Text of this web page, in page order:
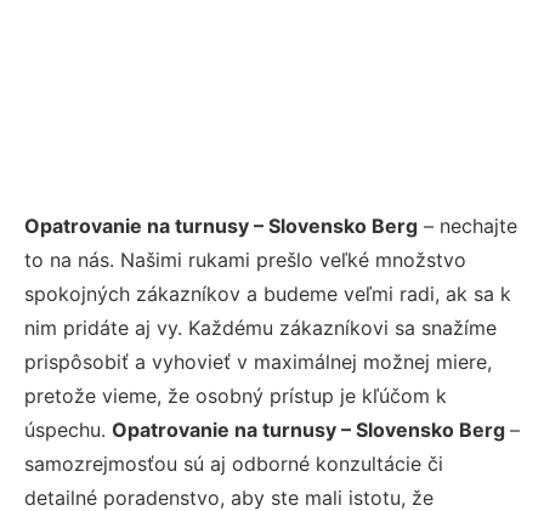
Opatrovanie na turnusy – Slovensko Berg – nechajte
to na nás. Našimi rukami prešlo veľké množstvo
spokojných zákazníkov a budeme veľmi radi, ak sa k
nim pridáte aj vy. Každému zákazníkovi sa snažíme
prispôsobiť a vyhovieť v maximálnej možnej miere,
pretože vieme, že osobný prístup je kľúčom k
úspechu. Opatrovanie na turnusy – Slovensko Berg –
samozrejmosťou sú aj odborné konzultácie či
detailné poradenstvo, aby ste mali istotu, že